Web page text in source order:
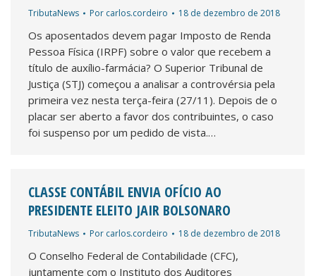
TributaNews Por carlos.cordeiro 18 de dezembro de 2018
Os aposentados devem pagar Imposto de Renda
Pessoa Física (IRPF) sobre o valor que recebem a
título de auxílio-farmácia? O Superior Tribunal de
Justiça (STJ) começou a analisar a controvérsia pela
primeira vez nesta terça-feira (27/11). Depois de o
placar ser aberto a favor dos contribuintes, o caso
foi suspenso por um pedido de vista.…
CLASSE CONTÁBIL ENVIA OFÍCIO AO
PRESIDENTE ELEITO JAIR BOLSONARO
TributaNews Por carlos.cordeiro 18 de dezembro de 2018
O Conselho Federal de Contabilidade (CFC),
juntamente com o Instituto dos Auditores